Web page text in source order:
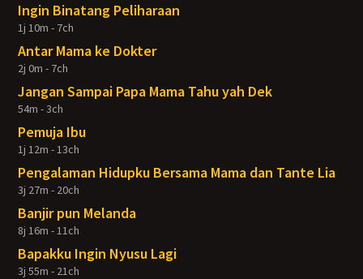
Ingin Binatang Peliharaan
1j 10m - 7ch
Antar Mama ke Dokter
2j 0m - 7ch
Jangan Sampai Papa Mama Tahu yah Dek
54m - 3ch
Pemuja Ibu
1j 12m - 13ch
Pengalaman Hidupku Bersama Mama dan Tante Lia
3j 27m - 20ch
Banjir pun Melanda
8j 16m - 11ch
Bapakku Ingin Nyusu Lagi
3j 55m - 21ch